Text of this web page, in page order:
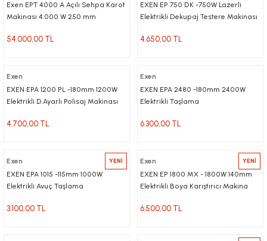
Exen EPT 4000 A Açılı Sehpa Karot
Makinası 4.000 W 250 mm
54.000,00 TL
EXEN EP 750 DK -750W Lazerli
Elektrikli Dekupaj Testere Makinası
4.650,00 TL
Exen
EXEN EPA 1200 PL -180mm 1200W
Elektrikli D.Ayarlı Polisaj Makinası
4.700,00 TL
Exen
EXEN EPA 2480 -180mm 2400W
Elektrikli Taşlama
6.300,00 TL
YENİ
Exen
EXEN EPA 1015 -115mm 1000W
Elektrikli Avuç Taşlama
3.100,00 TL
YENİ
Exen
EXEN EP 1800 MX - 1800W 140mm
Elektrikli Boya Karıştırıcı Makina
6.500,00 TL